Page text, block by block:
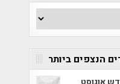
הנצפים ביותר